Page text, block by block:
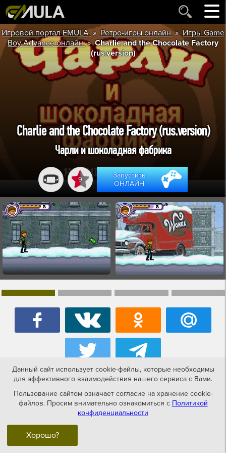
Игровой портал EMULA » Ретро-игры онлайн » Игры Game
Boy Advance онлайн »Charlie and the Chocolate Factory
(rus.version)
Charlie and the Chocolate Factory (rus.version)
Чарли и шоколадная фабрика
9
Запустить
ОНЛАЙН
История создания игрыCharlie
and the Chocolate Factory (rus.version)
(Чарли и шоколадная фабрика)
Данный сайт использует cookie-файлы, которые необходимы
для эффективного взаимодействия нашего сервиса с Вами.
Пользование сайтом означает согласие на хранение cookie-
файлов. Просим внимательно ознакомиться с Политикой
конфиденциальности
Хорошо?